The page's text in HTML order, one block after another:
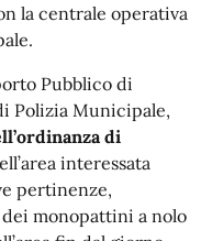
la centrale operativa
Pubblico di
Polizia Municipale,
di
interessata
pertinenze,
dei monopattini a nolo